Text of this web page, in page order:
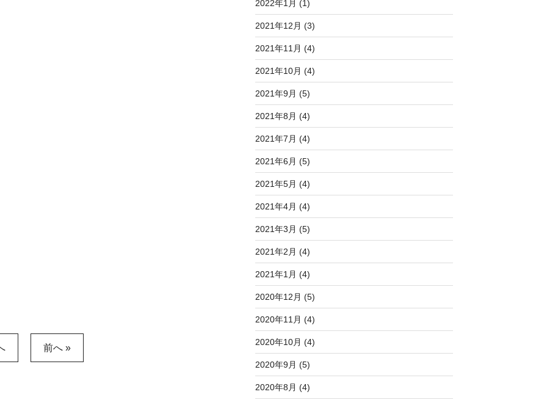
前へ »
2022年1月 (1)
2021年12月 (3)
2021年11月 (4)
2021年10月 (4)
2021年9月 (5)
2021年8月 (4)
2021年7月 (4)
2021年6月 (5)
2021年5月 (4)
2021年4月 (4)
2021年3月 (5)
2021年2月 (4)
2021年1月 (4)
2020年12月 (5)
2020年11月 (4)
2020年10月 (4)
2020年9月 (5)
2020年8月 (4)